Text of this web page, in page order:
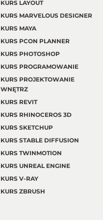
KURS LAYOUT
KURS MARVELOUS DESIGNER
KURS MAYA
KURS PCON PLANNER
KURS PHOTOSHOP
KURS PROGRAMOWANIE
KURS PROJEKTOWANIE
WNĘTRZ
KURS REVIT
KURS RHINOCEROS 3D
KURS SKETCHUP
KURS STABLE DIFFUSION
KURS TWINMOTION
KURS UNREAL ENGINE
KURS V-RAY
KURS ZBRUSH